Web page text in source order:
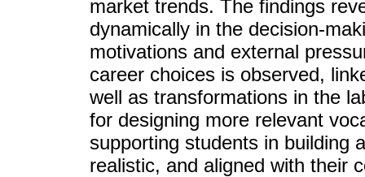
market trends. The findings
dynamically in the decision-
motivations and external
career choices is observed,
well as transformations in the
for designing more relevant
supporting students in building
realistic, and aligned with their